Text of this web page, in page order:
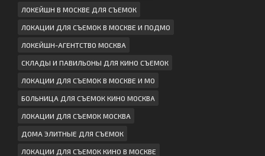
ЛОКЕЙШН В МОСКВЕ ДЛЯ СЪЕМОК
ЛОКАЦИИ ДЛЯ СЪЕМОК В МОСКВЕ И ПОДМО
ЛОКЕЙШН-АГЕНТСТВО МОСКВА
СКЛАДЫ И ПАВИЛЬОНЫ ДЛЯ КИНО СЪЕМОК
ЛОКАЦИИ ДЛЯ СЪЕМОК В МОСКВЕ И МО
БОЛЬНИЦА ДЛЯ СЪЕМОК КИНО МОСКВА
ЛОКАЦИИ ДЛЯ СЪЕМОК МОСКВА
ДОМА ЭЛИТНЫЕ ДЛЯ СЪЕМОК
ЛОКАЦИИ ДЛЯ СЪЕМОК КИНО В МОСКВЕ